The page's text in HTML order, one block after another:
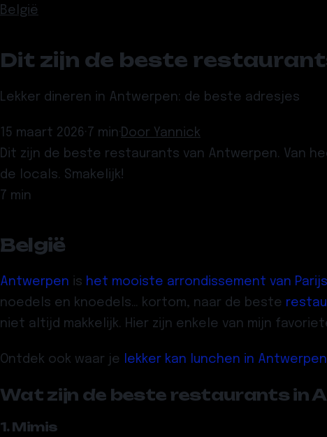
België
Dit zijn de beste
Lekker dineren in Antwerpen: de beste adresjes
15 maart 2026· 7 min· Door Yannick
Dit zijn de beste restaurants van Antwerpen. Van
de locals. Smakelijk!
7 min
België
Antwerpen is het mooiste arrondissement van Parijs
noedels en knoedels… kortom, naar de beste
niet altijd makkelijk. Hier zijn enkele van mijn
Ontdek ook waar je lekker kan lunchen in Antwerpen
Wat zijn de beste restaurants in
1. Mimis